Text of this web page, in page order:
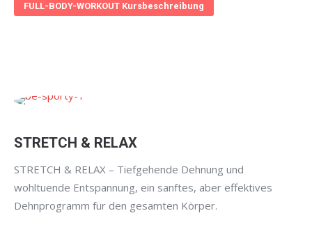
FULL-BODY-WORKOUT Kursbeschreibung
STRETCH & RELAX
STRETCH & RELAX – Tiefgehende Dehnung und
wohltuende Entspannung, ein sanftes, aber effektives
Dehnprogramm für den gesamten Körper.